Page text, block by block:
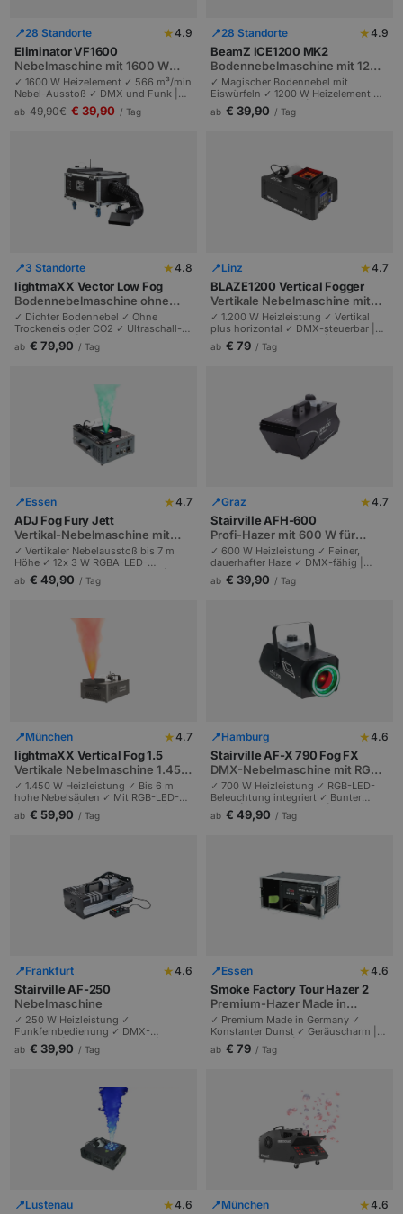
📍28 Standorte ★4.9
Eliminator VF1600
Nebelmaschine mit 1600 W
und 566 m³/min Ausstoß
✓ 1600 W Heizelement ✓ 566 m³/min
Nebel-Ausstoß ✓ DMX und Funk |
Profi-Gerät für mittlere bis große
Events | Lichtshows mit dichter
ab 49,90€ € 39,90 / Tag
📍28 Standorte ★4.9
BeamZ ICE1200 MK2
Bodennebelmaschine mit 1200
W Heizelement
✓ Magischer Bodennebel mit
Eiswürfeln ✓ 1200 W Heizelement ✓
2,5 Min Aufheizzeit | DMX und
Funkfernbedienung | Standard-
ab € 39,90 / Tag
📍3 Standorte ★4.8
lightmaXX Vector Low Fog
Bodennebelmaschine ohne
Trockeneis, Ultraschall-
Technik
✓ Dichter Bodennebel ✓ Ohne
Trockeneis oder CO2 ✓ Ultraschall-
Technologie | Bühnen-Shows bis 150
m² | Hochzeiten und Live-Musik.
ab € 79,90 / Tag
📍Linz ★4.7
BLAZE1200 Vertical Fogger
Vertikale Nebelmaschine mit
1.200 W und Fernbedienung
✓ 1.200 W Heizleistung ✓ Vertikal
plus horizontal ✓ DMX-steuerbar |
Imposante Nebelsäulen | Hochzeiten,
DJ-Drops und Bühnen-Entrance.
ab € 79 / Tag
📍Essen ★4.7
ADJ Fog Fury Jett
Vertikal-Nebelmaschine mit
RGBA-LEDs
✓ Vertikaler Nebelausstoß bis 7 m
Höhe ✓ 12x 3 W RGBA-LED-
Beleuchtung ✓ DMX-steuerbar |
Simuliert CO2-Effekt ohne teures
ab € 49,90 / Tag
📍Graz ★4.7
Stairville AFH-600
Profi-Hazer mit 600 W für
mittelgroße Events
✓ 600 W Heizleistung ✓ Feiner,
dauerhafter Haze ✓ DMX-fähig |
Macht Lichtstrahlen sichtbar |
Clubbühnen und Hochzeiten bis 500
ab € 39,90 / Tag
📍München ★4.7
lightmaXX Vertical Fog 1.5
Vertikale Nebelmaschine 1.450
W, 6 m Nebelsäulen
✓ 1.450 W Heizleistung ✓ Bis 6 m
hohe Nebelsäulen ✓ Mit RGB-LED-
Beleuchtung | Statt CO2-Effekt |
Bühnen und Clubs 50 bis 300
ab € 59,90 / Tag
📍Hamburg ★4.6
Stairville AF-X 790 Fog FX
DMX-Nebelmaschine mit RGB-
LED-Beleuchtung, 700 W
✓ 700 W Heizleistung ✓ RGB-LED-
Beleuchtung integriert ✓ Bunter
Nebel | Doppelter Effekt |
Tanzflächen und Bühnen-
ab € 49,90 / Tag
📍Frankfurt ★4.6
Stairville AF-250
Nebelmaschine
✓ 250 W Heizleistung ✓
Funkfernbedienung ✓ DMX-
steuerbar | Räume bis 100 m² |
Mobile DJs und Veranstalter.
ab € 39,90 / Tag
📍Essen ★4.6
Smoke Factory Tour Hazer 2
Premium-Hazer Made in
Germany für Tour und Theater
✓ Premium Made in Germany ✓
Konstanter Dunst ✓ Geräuscharm |
Profi-Tour-Hazer | Theater, Tour und
Premium-Produktionen.
ab € 79 / Tag
📍Lustenau ★4.6 📍München ★4.6